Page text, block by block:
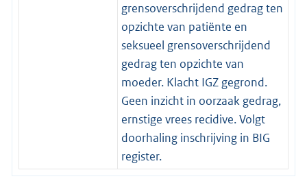
grensoverschrijdend gedrag ten
opzichte van patiënte en
seksueel grensoverschrijdend
gedrag ten opzichte van
moeder. Klacht IGZ gegrond.
Geen inzicht in oorzaak gedrag,
ernstige vrees recidive. Volgt
doorhaling inschrijving in BIG
register.